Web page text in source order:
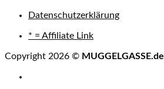
Datenschutzerklärung
* = Affiliate Link
Copyright 2026 © MUGGELGASSE.de